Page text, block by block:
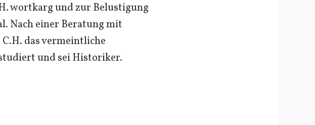
wortkarg und zur Belustigung
Nach einer Beratung mit
das vermeintliche
und sei Historiker.